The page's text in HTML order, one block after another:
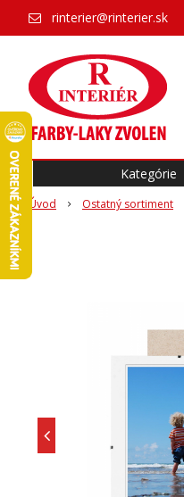
rinterier@rinterier.sk
Úvod Ostatný sortiment
Kategórie